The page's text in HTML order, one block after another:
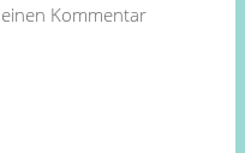
Kommentar